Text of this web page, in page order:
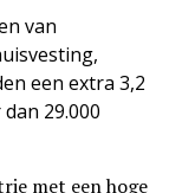
van
een extra 3,2
29.000
met een hoge